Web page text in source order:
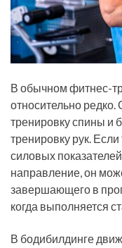
В обычном фитнес-
относительно
тренировку спины и
тренировку рук.
силовых
направление, он
завершающего в
когда выполняется
В бодибилдинге